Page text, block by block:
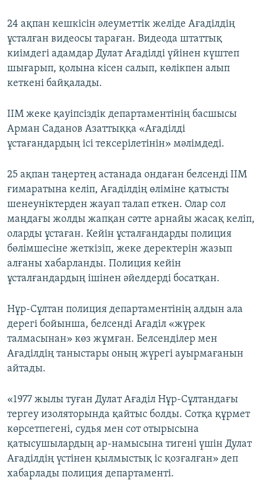
24 ақпан кешкісін әлеуметтік желіде Ағаділдің
ұсталған видеосы тараған. Видеода штаттық
киімдегі адамдар Дулат Ағаділді үйінен күштеп
шығарып, қолына кісен салып, көлікпен алып
кеткені байқалады.
ІІМ жеке қауіпсіздік департаментінің басшысы
Арман Саданов Азаттыққа «Ағаділді
ұстағандардың ісі тексерілетінін» мәлімдеді.
25 ақпан таңертең астанада ондаған белсенді ІІМ
ғимаратына келіп, Ағаділдің өліміне қатысты
шенеуніктерден жауап талап еткен. Олар сол
маңдағы жолды жапқан сәтте арнайы жасақ келіп,
оларды ұстаған. Кейін ұсталғандарды полиция
бөлімшесіне жеткізіп, жеке деректерін жазып
алғаны хабарланды. Полиция кейін
ұсталғандардың ішінен әйелдерді босатқан.
Нұр-Сұлтан полиция департаментінің алдын ала
дерегі бойынша, белсенді Ағаділ «жүрек
талмасынан» көз жұмған. Белсенділер мен
Ағаділдің таныстары оның жүрегі ауырмағанын
айтады.
«1977 жылы туған Дулат Ағаділ Нұр-Сұлтандағы
тергеу изоляторында қайтыс болды. Сотқа құрмет
көрсетпегені, судья мен сот отырысына
қатысушылардың ар-намысына тигені үшін Дулат
Ағаділдің үстінен қылмыстық іс қозғалған» деп
хабарлады полиция департаменті.